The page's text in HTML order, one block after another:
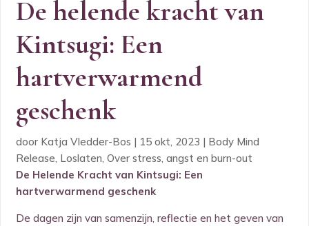
De helende kracht van
Kintsugi: Een
hartverwarmend
geschenk
door Katja Vledder-Bos | 15 okt, 2023 | Body Mind
Release, Loslaten,Over stress, angst en burn-out
De Helende Kracht van Kintsugi: Een
hartverwarmend geschenk
De dagen zijn van samenzijn, reflectie en het geven van